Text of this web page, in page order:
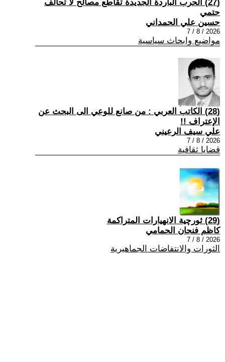
(27) الحرب الباردة الجديدة تقاطع مصالح لا تحالف
حتمي
حسين علي الحمداني
2026 / 8 / 7
مواضيع وابحاث سياسية
(28) الكاتب العربي : من صانع للوعي الى البحث عن
الإعتراف !!
علي سيف الرعيني
2026 / 8 / 7
قضايا ثقافية
(29) ثورچية الانهيارات المتراكمة
كاظم فنجان الحمامي
2026 / 8 / 7
الثورات والانتفاضات الجماهيرية